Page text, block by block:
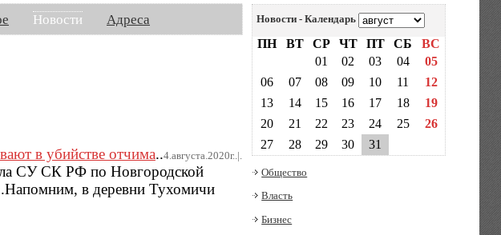
Новости Адреса
в убийстве отчима..4.августа.2020г..|.
СУ СК РФ по Новгородской
в деревни Тухомичи
Новости - Календарь
ПН ВТ СР ЧТ ПТ СБ
ВС
01
02 03 04
05
06
07 08 09 10 11
12
13
14 15 16 17 18
19
20
21 22 23 24 25
26
27
28 29 30 31
Общество
Власть
Бизнес